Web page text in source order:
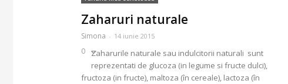
Zaharuri naturale
Simona - 14 iunie 2015
0 Zaharurile naturale sau indulcitorii naturali sunt
reprezentati de glucoza (in legume si fructe dulci),
fructoza (in fructe), maltoza (în cereale), lactoza (în